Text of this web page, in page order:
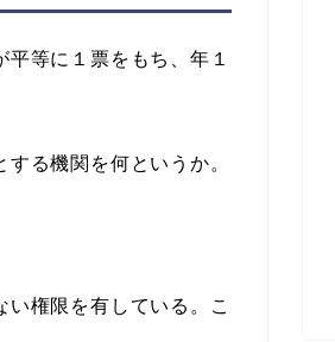
等に１票をもち、年１
る機関を何というか。
権限を有している。こ